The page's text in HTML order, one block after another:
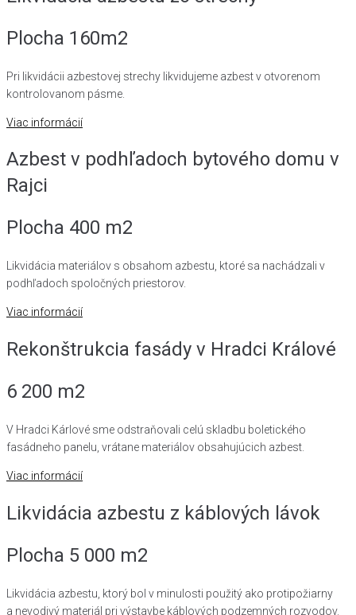
Plocha 160m2
Pri likvidácii azbestovej strechy likvidujeme azbest v otvorenom
kontrolovanom pásme.
Viac informácií
Azbest v podhľadoch bytového domu v
Rajci
Plocha 400 m2
Likvidácia materiálov s obsahom azbestu, ktoré sa nachádzali v
podhľadoch spoločných priestorov.
Viac informácií
Rekonštrukcia fasády v Hradci Králové
6 200 m2
V Hradci Kárlové sme odstraňovali celú skladbu boletického
fasádneho panelu, vrátane materiálov obsahujúcich azbest.
Viac informácií
Likvidácia azbestu z káblových lávok
Plocha 5 000 m2
Likvidácia azbestu, ktorý bol v minulosti použitý ako protipožiarny
a nevodivý materiál pri výstavbe káblových podzemných rozvodov.